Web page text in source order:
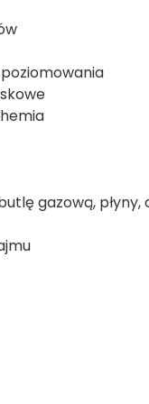
gazową, płyny,